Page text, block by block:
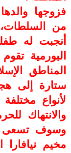
فزوجها
من
أنجبت له
البورمية
المناطق
ستارة إلى
لأنواع
والانتهاك
وسوف تسعى
مخيم نيافارا